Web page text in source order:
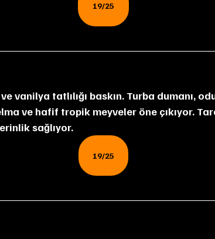
19/25
vanilya tatlılığı baskın. Turba dumanı,
ve hafif tropik meyveler öne çıkıyor.
sağlıyor.
19/25